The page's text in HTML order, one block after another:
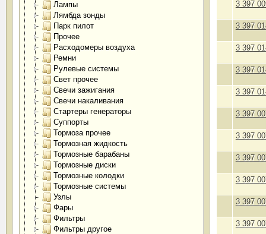
Лампы
Лямбда зонды
Парк пилот
Прочее
Расходомеры воздуха
Ремни
Рулевые системы
Свет прочее
Свечи зажигания
Свечи накаливания
Стартеры генераторы
Суппорты
Тормоза прочее
Тормозная жидкость
Тормозные барабаны
Тормозные диски
Тормозные колодки
Тормозные системы
Узлы
Фары
Фильтры
Фильтры другое
3 397
3 397
3 397
3 397
3 397
3 397
3 397
3 397
3 397
3 397
3 397